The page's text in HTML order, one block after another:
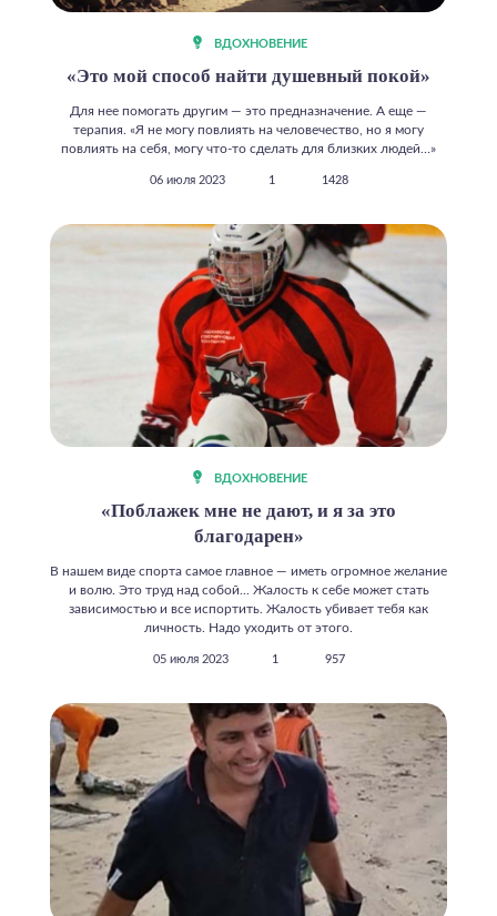
ВДОХНОВЕНИЕ
«Это мой способ найти душевный покой»
Для нее помогать другим — это предназначение. А еще —
терапия. «Я не могу повлиять на человечество, но я могу
повлиять на себя, могу что-то сделать для близких людей…»
06 июля 2023 1 1428
ВДОХНОВЕНИЕ
«Поблажек мне не дают, и я за это
благодарен»
В нашем виде спорта самое главное — иметь огромное желание
и волю. Это труд над собой... Жалость к себе может стать
зависимостью и все испортить. Жалость убивает тебя как
личность. Надо уходить от этого.
05 июля 2023 1 957